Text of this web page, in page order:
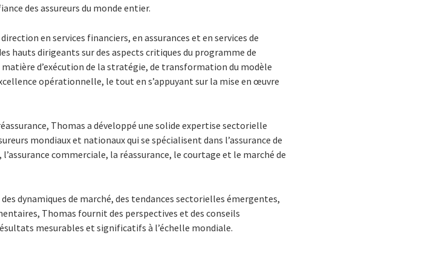
des assureurs du monde entier.
en services financiers, en assurances et en services de
hauts dirigeants sur des aspects critiques du programme de
d’exécution de la stratégie, de transformation du modèle
opérationnelle, le tout en s’appuyant sur la mise en œuvre
Thomas a développé une solide expertise sectorielle
mondiaux et nationaux qui se spécialisent dans l’assurance de
commerciale, la réassurance, le courtage et le marché de
dynamiques de marché, des tendances sectorielles émergentes,
Thomas fournit des perspectives et des conseils
mesurables et significatifs à l’échelle mondiale.